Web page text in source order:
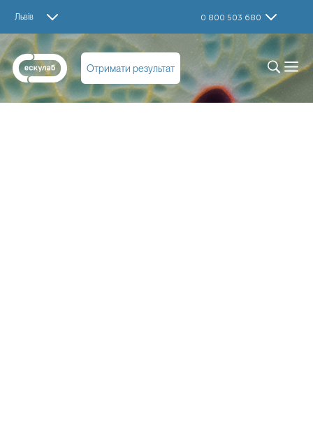
Львів 0 800 503 680
Отримати результат